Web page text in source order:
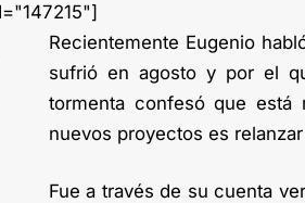
Recientemente Eugenio
sufrió en agosto y por el
tormenta confesó que
nuevos proyectos es
Fue a través de su cuenta